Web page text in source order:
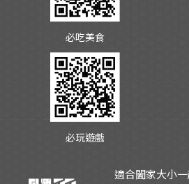
必吃美食
必玩遊戲
適合闔家大小